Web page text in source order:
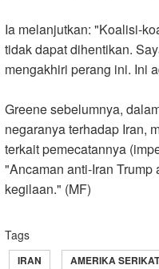
Ia melanjutkan: "Koalisi-
tidak dapat dihentikan.
mengakhiri perang ini. Ini
Greene sebelumnya,
negaranya terhadap Iran,
terkait pemecatannya
"Ancaman anti-Iran
kegilaan." (MF)
Tags
IRAN AMERIKA SERIKAT